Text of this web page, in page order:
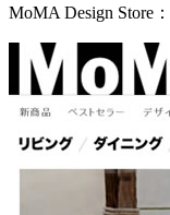
MoMA Design Store：